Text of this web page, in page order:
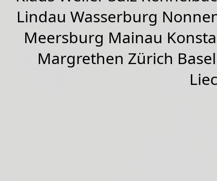
Lindau Wasserburg
Meersburg Mainau
Margrethen Zürich